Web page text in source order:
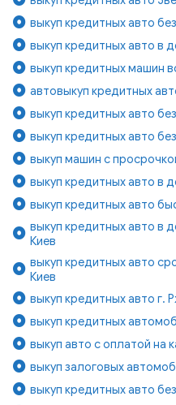
выкуп кредитных авто
выкуп кредитных авто в
выкуп кредитных машин
автовыкуп кредитных
выкуп кредитных авто
выкуп кредитных авто
выкуп машин с
выкуп кредитных авто в
выкуп кредитных авто
выкуп кредитных авто в
Киев
выкуп кредитных авто
Киев
выкуп кредитных авто г.
выкуп кредитных
выкуп авто с оплатой на
выкуп залоговых
выкуп кредитных авто